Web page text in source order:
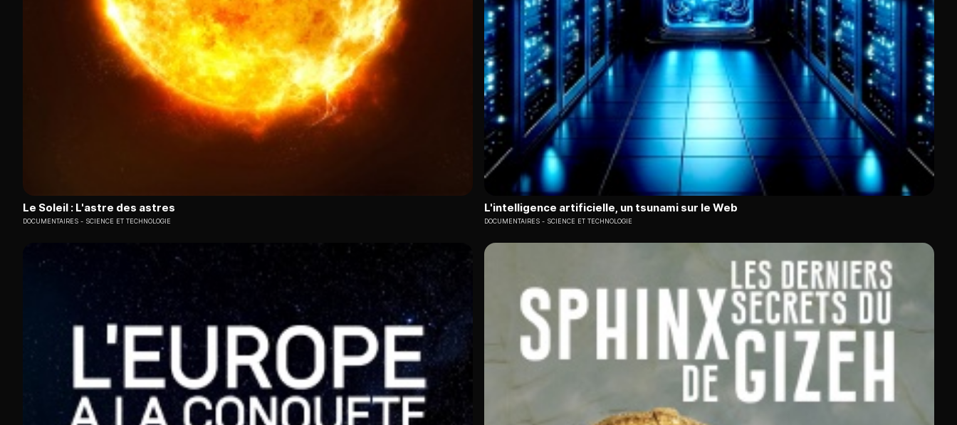
Le Soleil : L'astre des astres
DOCUMENTAIRES SCIENCE ET TECHNOLOGIE
L'intelligence artificielle, un tsunami sur le Web
DOCUMENTAIRES SCIENCE ET TECHNOLOGIE